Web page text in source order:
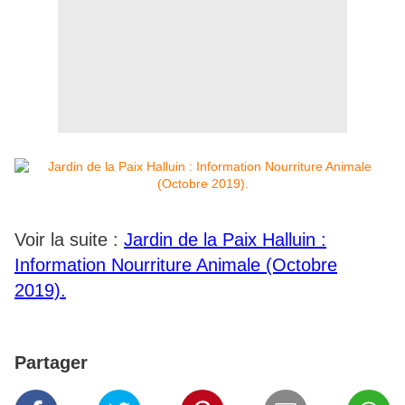
Voir la suite : Jardin de la Paix Halluin :
Information Nourriture Animale (Octobre
2019).
Partager